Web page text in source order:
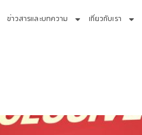
ข่าวสารและบทความ เกี่ยวกับเรา